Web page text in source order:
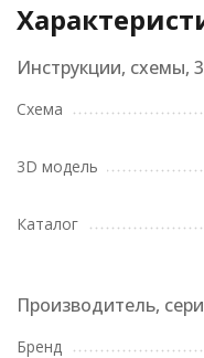
Инструкции, схемы,
Схема
3D модель
Каталог
Производитель,
Бренд